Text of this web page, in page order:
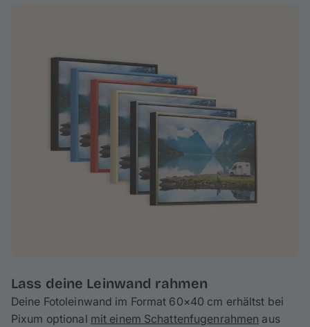
Lass deine Leinwand rahmen
Deine Fotoleinwand im Format 60×40 cm erhältst bei
Pixum optional mit einem Schattenfugenrahmen aus